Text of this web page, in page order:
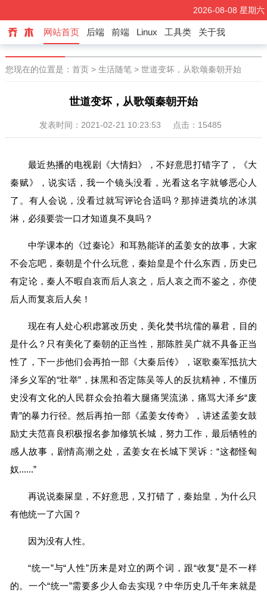
2026-08-08 星期六
千里风幡看
乔木小程序
网站首页 后端 前端 Linux 工具类 关于我
您现在的位置是： 首页> 生活随笔> 世道变坏，从歌颂秦朝开始
世道变坏，从歌颂秦朝开始
发表时间：2021-02-21 10:23:53 点击：15485
最近热播的电视剧《大情妇》，不好意思打错字了，《大
秦赋》，说实话，我一个镜头没看，光看这名字就够恶心人
了。有人会说，没看过就写评论合适吗？那掉进粪坑的冰淇
淋，必须要尝一口才知道臭不臭吗？
中学课本的《过秦论》和耳熟能详的孟姜女的故事，大家
不会忘吧，秦朝是个什么玩意，秦始皇是个什么东西，历史已
有定论，秦人不暇自哀而后人哀之，后人哀之而不鉴之，亦使
后人而复哀后人矣！
现在有人处心积虑篡改历史，美化焚书坑儒的暴君，目的
是什么？只有美化了秦朝的正当性，那陈胜吴广就不具备正当
性了，下一步他们会再拍一部《大秦后传》，讴歌秦军抵抗大
泽乡义军的“壮举”，抹黑和否定陈吴等人的反抗精神，不懂历
史没有文化的人民群众会拍着大腿痛哭流涕，痛骂大泽乡“废
青”的暴力行径。然后再拍一部《孟姜女传奇》，讲述孟姜女鼓
励丈夫范喜良积极报名参加修筑长城，努力工作，最后牺牲的
感人故事，剧情高潮之处，孟姜女在长城下哭诉：“这都怪匈
奴......”
再说说秦屎皇，不好意思，又打错了，秦始皇，为什么只
有他统一了六国？
因为没有人性。
“统一”与“人性”历来是对立的两个词，跟“收复”是不一样
的。一个“统一”需要多少人命去实现？中华历史几千年来就是